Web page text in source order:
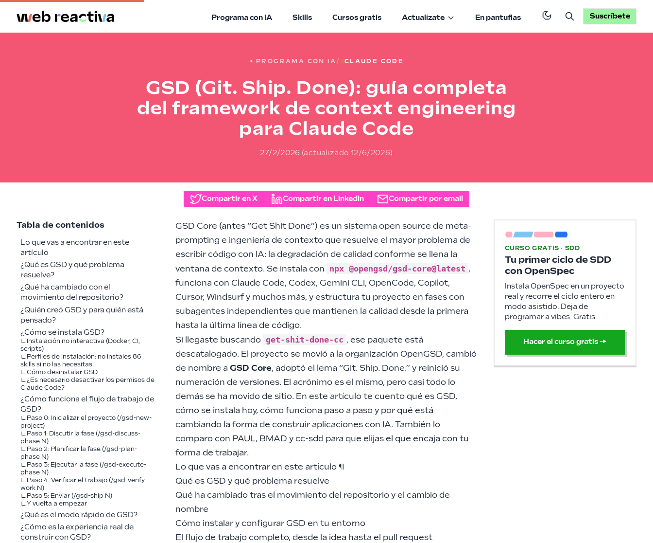
Programa con IA Skills Cursos gratis Actualízate En pantuflas Suscríbete
←PROGRAMA CON IA / CLAUDE CODE
GSD (Git. Ship. Done): guía completa
del framework de context engineering
para Claude Code
27/2/2026 (actualizado 12/6/2026)
Compartir en X Compartir en LinkedIn Compartir por email
Tabla de contenidos
Lo que vas a encontrar en este
artículo
¿Qué es GSD y qué problema
resuelve?
¿Qué ha cambiado con el
movimiento del repositorio?
¿Quién creó GSD y para quién está
pensado?
¿Cómo se instala GSD?
Instalación no interactiva (Docker, CI,
scripts)
Perfiles de instalación: no instales 86
skills si no las necesitas
Cómo desinstalar GSD
¿Es necesario desactivar los permisos de
Claude Code?
¿Cómo funciona el flujo de trabajo de
GSD?
Paso 0: Inicializar el proyecto (/gsd-new-
project)
Paso 1: Discutir la fase (/gsd-discuss-
phase N)
Paso 2: Planificar la fase (/gsd-plan-
phase N)
Paso 3: Ejecutar la fase (/gsd-execute-
phase N)
Paso 4: Verificar el trabajo (/gsd-verify-
work N)
Paso 5: Enviar (/gsd-ship N)
Y vuelta a empezar
¿Qué es el modo rápido de GSD?
¿Cómo es la experiencia real de
construir con GSD?
GSD Core (antes “Get Shit Done”) es un sistema open source de meta-
prompting e ingeniería de contexto que resuelve el mayor problema de
escribir código con IA: la degradación de calidad conforme se llena la
ventana de contexto. Se instala con npx @opengsd/gsd-core@latest ,
funciona con Claude Code, Codex, Gemini CLI, OpenCode, Copilot,
Cursor, Windsurf y muchos más, y estructura tu proyecto en fases con
subagentes independientes que mantienen la calidad desde la primera
hasta la última línea de código.
Si llegaste buscando get-shit-done-cc , ese paquete está
descatalogado. El proyecto se movió a la organización OpenGSD, cambió
de nombre aGSD Core, adoptó el lema “Git. Ship. Done.” y reinició su
numeración de versiones. El acrónimo es el mismo, pero casi todo lo
demás se ha movido de sitio. En este artículo te cuento qué es GSD,
cómo se instala hoy, cómo funciona paso a paso y por qué está
cambiando la forma de construir aplicaciones con IA. También lo
comparo con PAUL, BMAD y cc-sdd para que elijas el que encaja con tu
forma de trabajar.
Lo que vas a encontrar en este artículo ¶
Qué es GSD y qué problema resuelve
Qué ha cambiado tras el movimiento del repositorio y el cambio de
nombre
Cómo instalar y configurar GSD en tu entorno
El flujo de trabajo completo, desde la idea hasta el pull request
CURSO GRATIS · SDD
Tu primer ciclo de SDD
con OpenSpec
Instala OpenSpec en un proyecto
real y recorre el ciclo entero en
modo asistido. Deja de
programar a vibes. Gratis.
Hacer el curso gratis→